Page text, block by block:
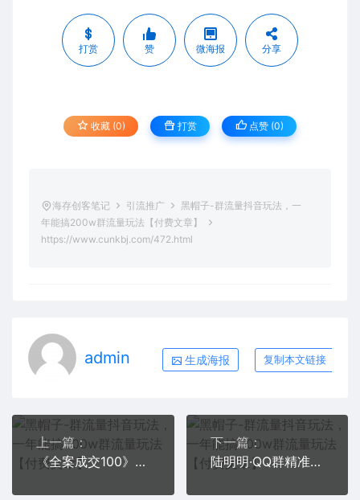
打赏 赞 微海报 分享
收藏 (0) 打赏 点赞 (0)
海存创客笔记 引流推广
黑帽子-群流量抖音玩法，一
年能搞200w群流量玩法【付费文章】
https://www.cunkbj.com/472.html
admin 生成海报 复制本文链接
上一篇：
《全案成交100》全案全流程4段25步100招，操作班
下一篇：
陆明明·QQ群精准引流专栏4.0【2022版】，0基础教你QQ群引流，打造群霸屏系统